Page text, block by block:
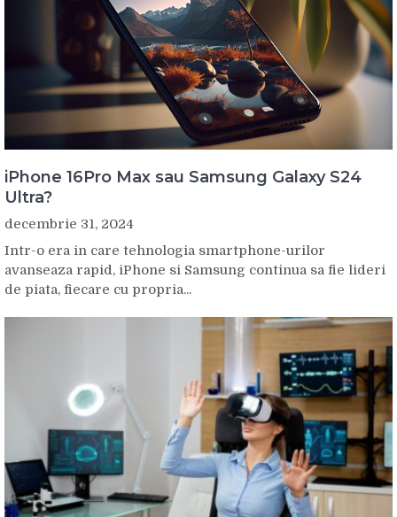
iPhone 16Pro Max sau Samsung Galaxy S24
Ultra?
decembrie 31, 2024
Intr-o era in care tehnologia smartphone-urilor
avanseaza rapid, iPhone si Samsung continua sa fie lideri
de piata, fiecare cu propria...